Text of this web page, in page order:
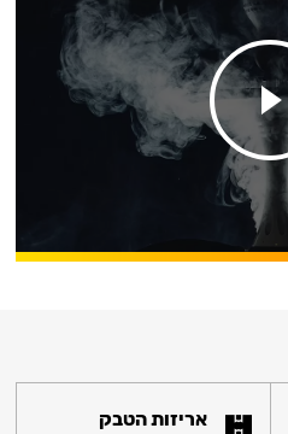
אריזות הטבק